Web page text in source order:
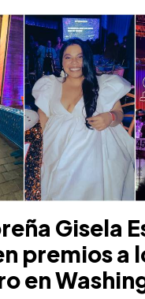
Gisela
premios a
en